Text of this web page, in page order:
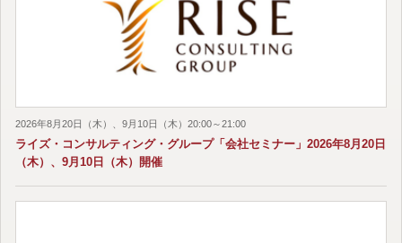
2026年8月20日（木）、9月10日（木）20:00～21:00
ライズ・コンサルティング・グループ「会社セミナー」2026年8月20日
（木）、9月10日（木）開催